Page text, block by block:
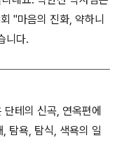
"마음의 진화, 약하니
니다.
테의 신곡, 연옥편에
탐욕, 탐식, 색욕의 일